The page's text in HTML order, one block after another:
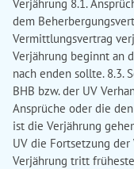
Verjährung 8.1.
dem
Vermittlungsvertrag
Verjährung beginnt an
nach enden sollte. 8.3.
BHB bzw. der UV
Ansprüche oder die
ist die Verjährung
UV die Fortsetzung
Verjährung tritt